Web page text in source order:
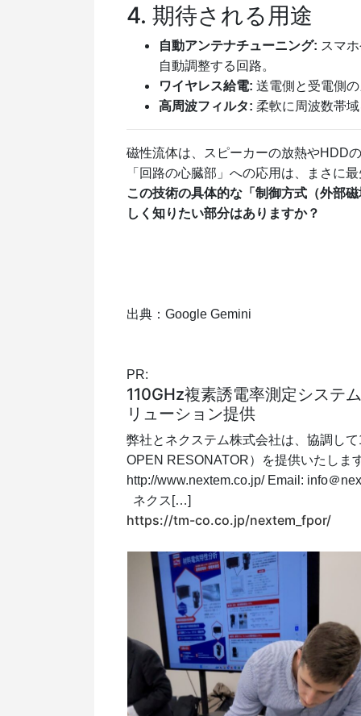
4. 期待される用途
自動アンテナチューニング: スマ
自動調整する回路。
ワイヤレス給電: 送電側と受電側
高周波フィルタ: 柔軟に周波数帯
磁性流体は、スピーカーの放熱やHDD
「回路の心臓部」への応用は、まさに
この技術の具体的な「制御方式（外部
しく知りたい部分はありますか？
出典：Google Gemini
PR:
110GHz複素誘電率測定システ
リューション提供
弊社とネクステム株式会社は、協調し
OPEN RESONATOR）を提供いたし
http://www.nextem.co.jp/ Email: info＠
ネクス[…]
https://tm-co.co.jp/nextem_fpor/